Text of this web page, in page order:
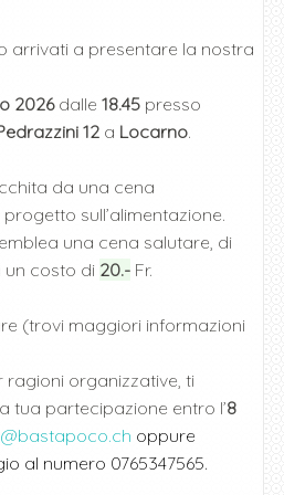
arrivati a presentare la nostra
2026dalle 18.45 presso
12 a Locarno.
da una cena
sull’alimentazione.
una cena salutare, di
un costo di 20.- Fr.
(trovi maggiori informazioni
ragioni organizzative, ti
tua partecipazione entro l’8
oppure
al numero 0765347565.